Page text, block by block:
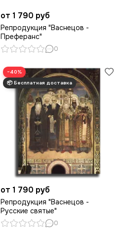
от 1 790 руб
Репродукция "Васнецов -
Преферанс"
0
−40%
от 1 790 руб
Репродукция "Васнецов -
Русские святые"
0